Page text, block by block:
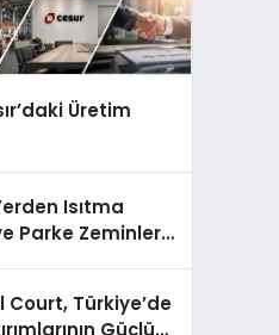
Üretim
Isıtma
Parke Zeminler
Court, Türkiye’de
Güçlü